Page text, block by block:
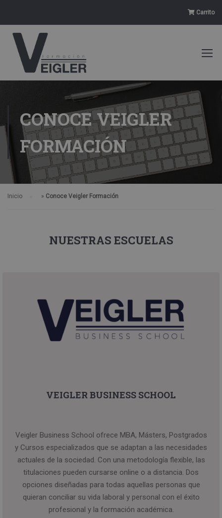
Carrito
CONOCE VEIGLER
FORMACIÓN
Inicio » Conoce Veigler Formación
NUESTRAS ESCUELAS
VEIGLER BUSINESS SCHOOL
Veigler Business School ofrece MBA, Másters, Postgrados
y Cursos especializados que se adaptan a las necesidades
actuales de la sociedad. Con una metodología flexible, las
titulaciones pueden cursarse online o a distancia. Dos
opciones diseñadas para todas aquellas personas que
quieran conciliar su vida laboral y personal con el éxito
profesional y la formación académica.